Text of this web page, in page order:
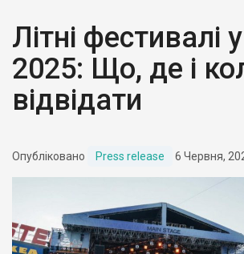
Літні фестивалі
2025: Що, де і
відвідати
Опубліковано Press release 6 Червня,